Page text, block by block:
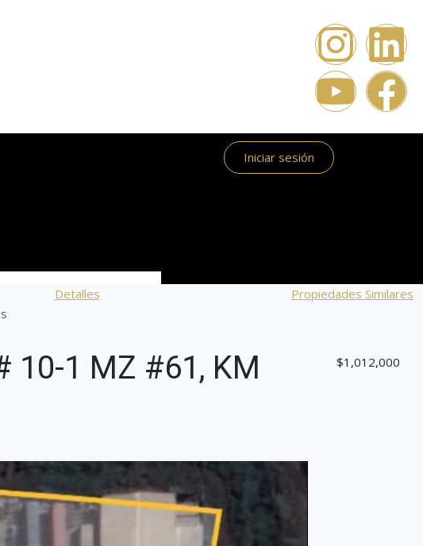
Iniciar sesión
Detalles
Propiedades Similares
10-1 MZ #61, KM
$1,012,000